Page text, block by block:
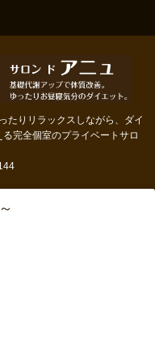
たりリラックスしながら、ダイ
完全個室のプライベートサロ